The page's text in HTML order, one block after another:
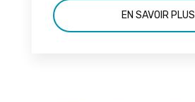
EN SAVOIR PLUS